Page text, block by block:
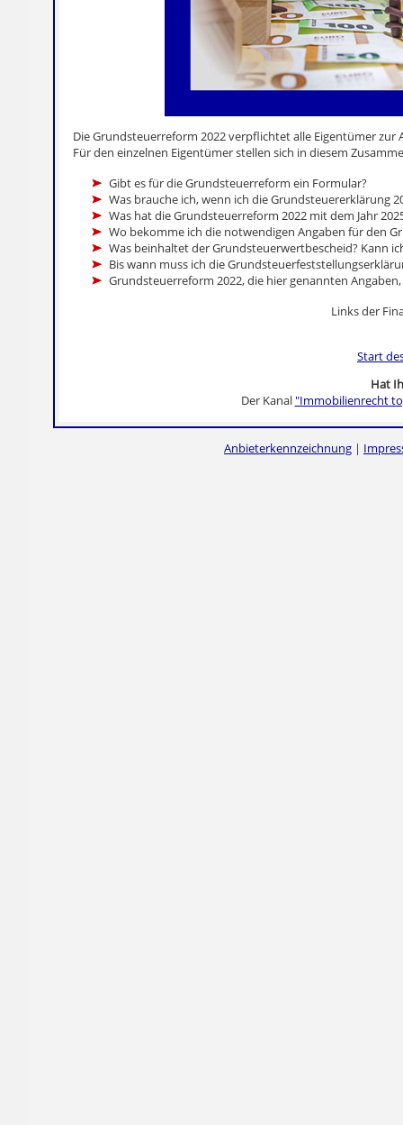
Die Grundsteuerreform 2022 verpflichtet alle Eigentümer
Für den einzelnen Eigentümer stellen sich in diesem
Gibt es für die Grundsteuerreform ein Formular?
Was brauche ich, wenn ich die Grundsteuererklärung
Was hat die Grundsteuerreform 2022 mit dem Jahr
Wo bekomme ich die notwendigen Angaben für den
Was beinhaltet der Grundsteuerwertbescheid? Kann
Bis wann muss ich die
Grundsteuerreform 2022, die hier genannten
Links der
Start
Hat
Der Kanal"Immobilienrecht
Anbieterkennzeichnung |